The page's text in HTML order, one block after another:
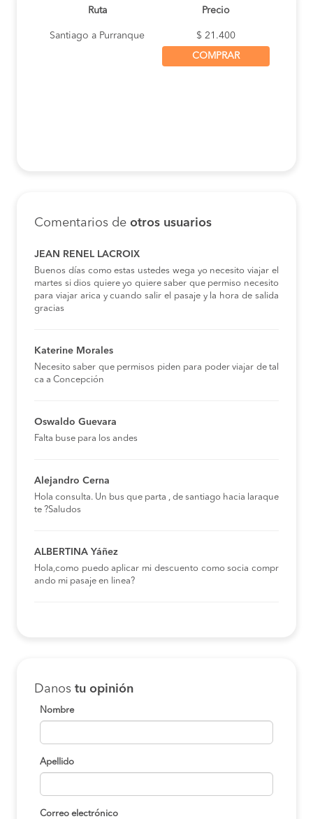
Ruta Precio
Santiago a Purranque $ 21.400
COMPRAR
Comentarios de otros usuarios
JEAN RENEL LACROIX
Buenos días como estas ustedes wega yo necesito viajar el
martes si dios quiere yo quiere saber que permiso necesito
para viajar arica y cuando salir el pasaje y la hora de salida
gracias
Katerine Morales
Necesito saber que permisos piden para poder viajar de tal
ca a Concepción
Oswaldo Guevara
Falta buse para los andes
Alejandro Cerna
Hola consulta. Un bus que parta , de santiago hacia laraque
te ?Saludos
ALBERTINA Yáñez
Hola,como puedo aplicar mi descuento como socia compr
ando mi pasaje en linea?
Danos tu opinión
Nombre
Apellido
Correo electrónico